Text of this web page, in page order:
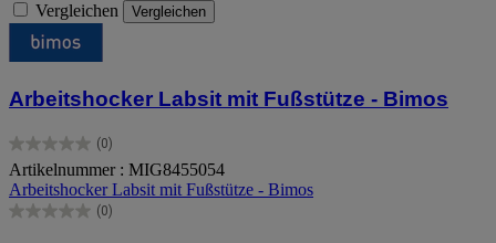
Vergleichen Vergleichen
Arbeitshocker Labsit mit Fußstütze - Bimos
(0)
0.0
von
5
Sternen.
Artikelnummer : MIG8455054
Arbeitshocker Labsit mit Fußstütze - Bimos
(0)
0.0